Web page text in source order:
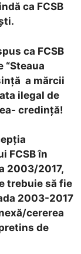
ca FCSB
ca FCSB
“Steaua
a mărcii
ilegal de
credinţă!
FCSB în
2003/2017,
trebuie să fie
2003-2017
cererea
de